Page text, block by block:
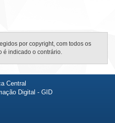
por copyright, com todos os
é indicado o contrário.
Central
Digital - GID